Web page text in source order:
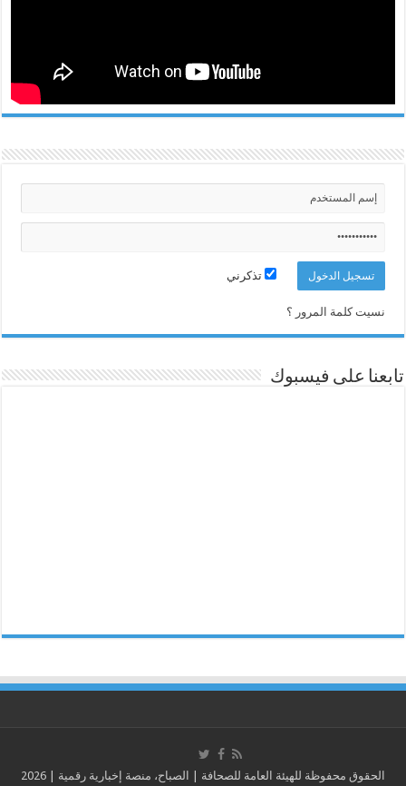
تذكرني
نسيت كلمة المرور ؟
تابعنا على فيسبوك
الحقوق محفوظة للهيئة العامة للصحافة | الصباح، منصة إخبارية رقمية | 2026